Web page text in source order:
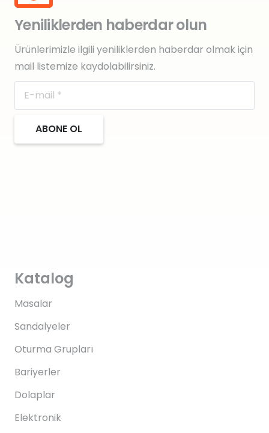
Yeniliklerden haberdar olun
Ürünlerimizle ilgili yeniliklerden haberdar olmak için
mail listemize kaydolabilirsiniz.
ABONE OL
Katalog
Masalar
Sandalyeler
Oturma Grupları
Bariyerler
Dolaplar
Elektronik